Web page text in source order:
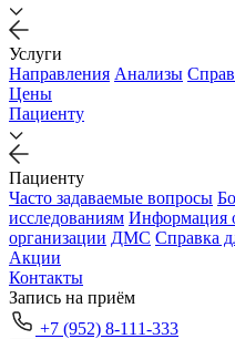
Услуги
Направления Анализы
Цены
Пациенту
Пациенту
Часто задаваемые вопросы
исследованиям Информация
организации ДМС Справка
Акции
Контакты
Запись на приём
+7 (952) 8-111-333